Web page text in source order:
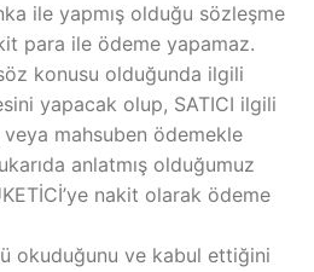
ile yapmış olduğu sözleşme
para ile ödeme yapamaz.
konusu olduğunda ilgili
yapacak olup, SATICI ilgili
veya mahsuben ödemekle
anlatmış olduğumuz
nakit olarak ödeme
okuduğunu ve kabul ettiğini